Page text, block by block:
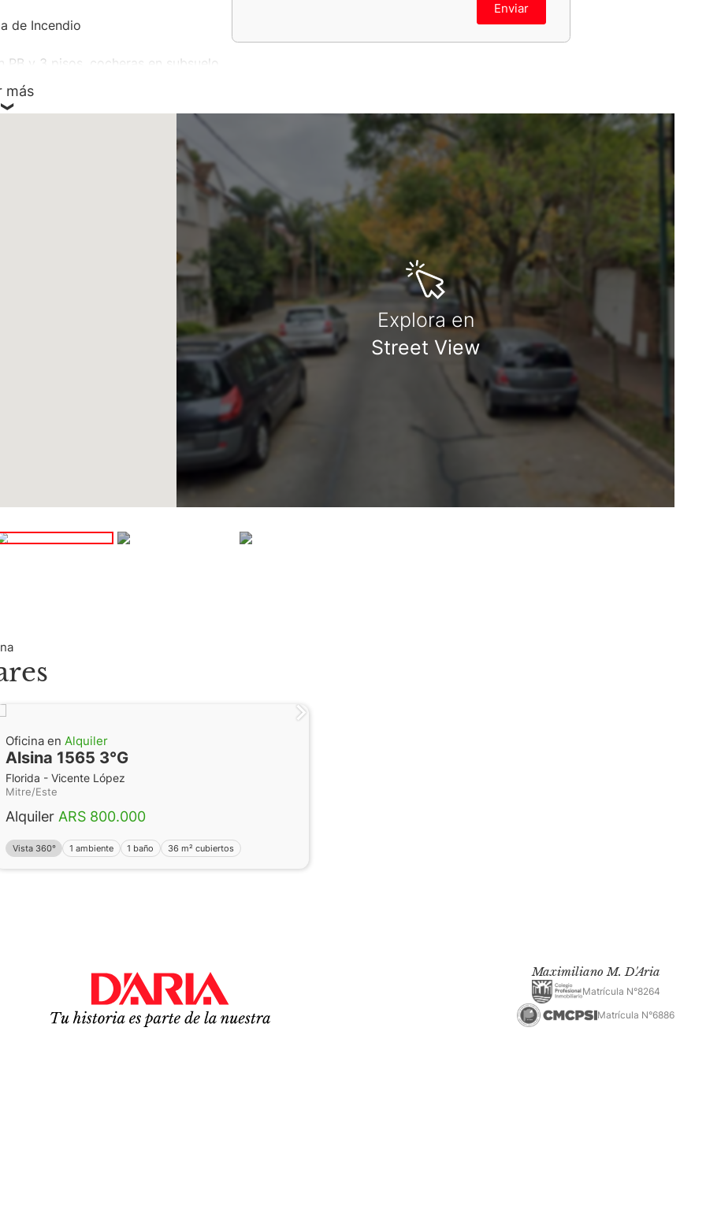
de Incendio
y 3 pisos, cocheras en subsuelo.
de acceso.
más
Enviar
Explora en
Street View
Oficina en Alquiler
Alsina 1565 3°G
Florida - Vicente López
Mitre/Este
Alquiler ARS 800.000
Vista 360° 1 ambiente 1 baño 36 m² cubiertos
Maximiliano M. D'Aria
Matrícula N°8264
Matrícula N°6886